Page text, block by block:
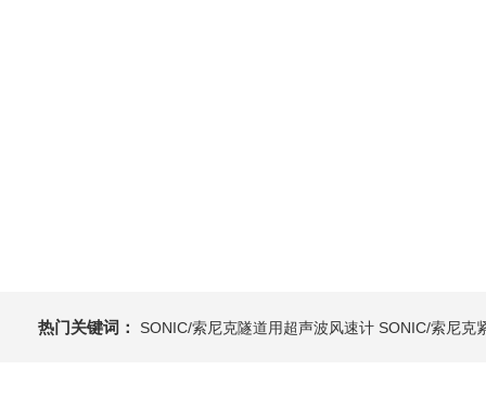
热门关键词： SONIC/索尼克隧道用超声波风速计 SONIC/索尼克